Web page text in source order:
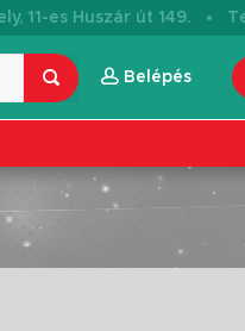
11-es Huszár út 149. ·
Belépés